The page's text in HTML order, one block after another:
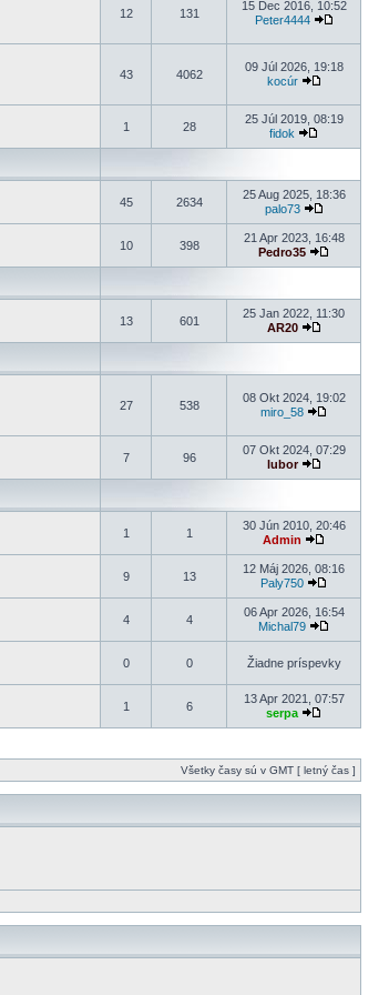
12 131
15 Dec 2016, 10:52
Peter4444
43 4062
09 Júl 2026, 19:18
kocúr
1 28
25 Júl 2019, 08:19
fidok
45 2634
25 Aug 2025, 18:36
palo73
10 398
21 Apr 2023, 16:48
Pedro35
13 601
25 Jan 2022, 11:30
AR20
27 538
08 Okt 2024, 19:02
miro_58
7 96
07 Okt 2024, 07:29
lubor
1 1
30 Jún 2010, 20:46
Admin
9 13
12 Máj 2026, 08:16
Paly750
4 4
06 Apr 2026, 16:54
Michal79
0 0 Žiadne príspevky
1 6
13 Apr 2021, 07:57
serpa
Všetky časy sú v GMT [ letný čas ]